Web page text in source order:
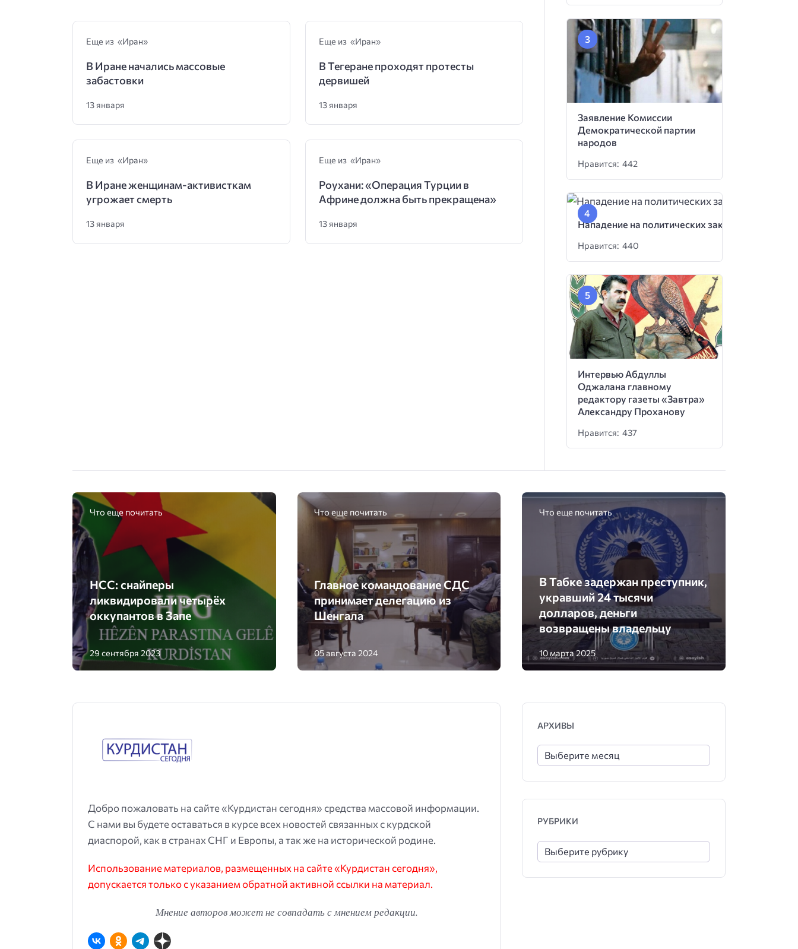
Еще из «Иран»
В Иране начались массовые
забастовки
13 января
Еще из «Иран»
В Тегеране проходят протесты
дервишей
13 января
Еще из «Иран»
В Иране женщинам-активисткам
угрожает смерть
13 января
Еще из «Иран»
Роухани: «Операция Турции в
Африне должна быть прекращена»
13 января
Заявление Комиссии
Демократической партии
народов
Нравится: 442
Нападение на политических заключенных
Нравится: 440
Интервью Абдуллы
Оджалана главному
редактору газеты «Завтра»
Александру Проханову
Нравится: 437
Что еще почитать
НСС: снайперы
ликвидировали четырёх
оккупантов в Запе
29 сентября 2023
Что еще почитать
Главное командование СДС
принимает делегацию из
Шенгала
05 августа 2024
Что еще почитать
В Табке задержан преступник,
укравший 24 тысячи
долларов, деньги
возвращены владельцу
10 марта 2025
Добро пожаловать на сайте «Курдистан сегодня» средства массовой информации.
С нами вы будете оставаться в курсе всех новостей связанных с курдской
диаспорой, как в странах СНГ и Европы, а так же на исторической родине.
Использование материалов, размещенных на сайте «Курдистан сегодня»,
допускается только с указанием обратной активной ссылки на материал.
Мнение авторов может не совпадать с мнением редакции.
АРХИВЫ
РУБРИКИ